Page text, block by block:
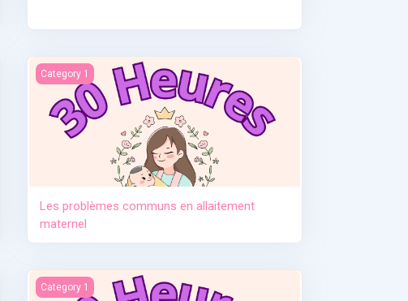
l'allaitement. Pr Djamil Lebane
Les problèmes communs en allaitement maternel
Category 1
Les problèmes communs en allaitement
maternel
Le post partum
Category 1